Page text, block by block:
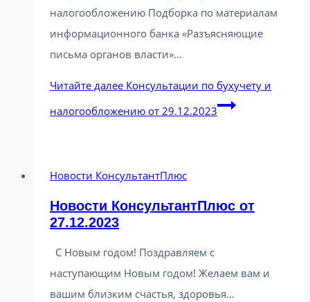
налогообложению Подборка по материалам
информационного банка «Разъясняющие
письма органов власти»…
Читайте далее Консультации по бухучету и
налогообложению от 29.12.2023
Новости КонсультантПлюс
Новости КонсультантПлюс от
27.12.2023
С Новым годом! Поздравляем с
наступающим Новым годом! Желаем вам и
вашим близким счастья, здоровья…